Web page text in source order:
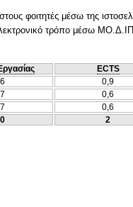
φοιτητές μέσω της
τρόπο μέσω ΜΟ.Δ.ΙΠ
ECTS
0,9
0,6
0,6
2